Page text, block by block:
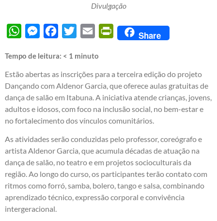
Divulgação
WhatsAppMessengerFacebook
Twitter Email PrintFriendly
Share
Tempo de leitura: < 1 minuto
Estão abertas as inscrições para a terceira edição do projeto
Dançando com Aldenor Garcia, que oferece aulas gratuitas de
dança de salão em Itabuna. A iniciativa atende crianças, jovens,
adultos e idosos, com foco na inclusão social, no bem-estar e
no fortalecimento dos vínculos comunitários.
As atividades serão conduzidas pelo professor, coreógrafo e
artista Aldenor Garcia, que acumula décadas de atuação na
dança de salão, no teatro e em projetos socioculturais da
região. Ao longo do curso, os participantes terão contato com
ritmos como forró, samba, bolero, tango e salsa, combinando
aprendizado técnico, expressão corporal e convivência
intergeracional.